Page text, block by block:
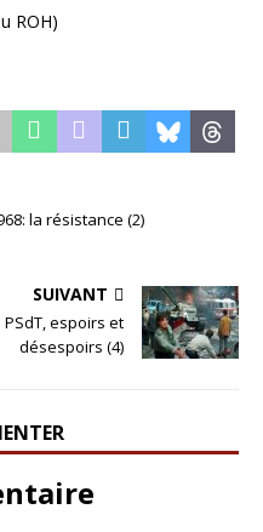
ROH)
la résistance (2)
SUIVANT
espoirs et
désespoirs (4)